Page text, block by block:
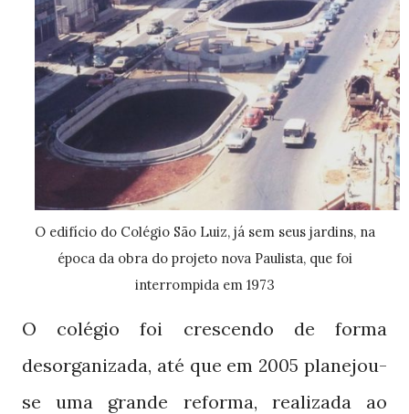
O edifício do Colégio São Luiz, já sem seus jardins, na
época da obra do projeto nova Paulista, que foi
interrompida em 1973
O colégio foi crescendo de forma
desorganizada, até que em 2005 planejou-
se uma grande reforma, realizada ao